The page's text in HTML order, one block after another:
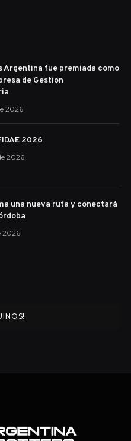
Argentina fue premiada como
de Gestion
2026
2026
2026
una nueva ruta y conectará
2026